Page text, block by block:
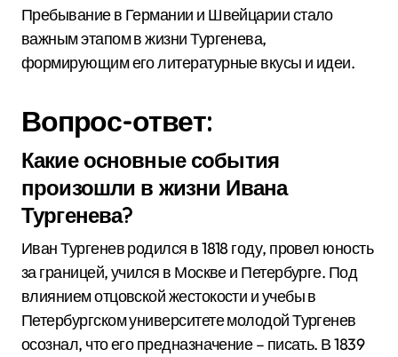
Пребывание в Германии и Швейцарии стало
важным этапом в жизни Тургенева,
формирующим его литературные вкусы и идеи.
Вопрос-ответ:
Какие основные события
произошли в жизни Ивана
Тургенева?
Иван Тургенев родился в 1818 году, провел юность
за границей, учился в Москве и Петербурге. Под
влиянием отцовской жестокости и учебы в
Петербургском университете молодой Тургенев
осознал, что его предназначение – писать. В 1839